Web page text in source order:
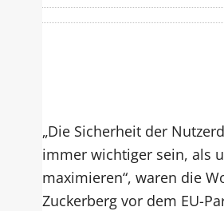
„Die Sicherheit der
immer wichtiger sein, als
maximieren“, waren die
Zuckerberg vor dem EU-